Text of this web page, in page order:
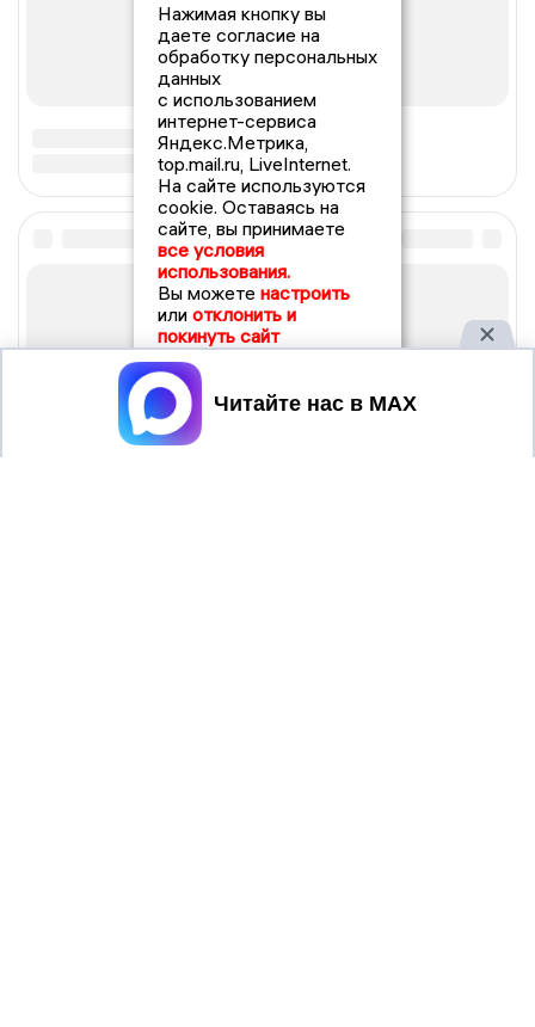
Нажимая кнопку вы
даете согласие на
обработку персональных
данных
с использованием
интернет-сервиса
Яндекс.Метрика,
top.mail.ru, LiveInternet.
На сайте используются
cookie. Оставаясь на
сайте, вы принимаете
все условия
использования.
Вы можете настроить
или отклонить и
покинуть сайт
Принять